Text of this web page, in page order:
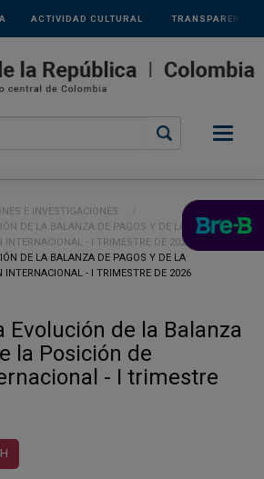
ACTIVIDAD CULTURAL TRANSPARENCIA
E INVESTIGACIONES
DE LA BALANZA DE PAGOS Y DE LA
INTERNACIONAL - I TRIMESTRE DE 2023
DE LA BALANZA DE PAGOS Y DE LA
INTERNACIONAL - I TRIMESTRE DE 2026
Evolución de la Balanza
la Posición de
- I trimestre